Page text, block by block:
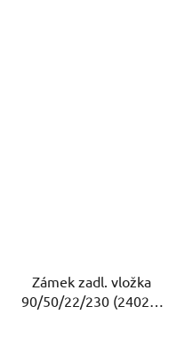
Zámek zadl. vložka
90/50/22/230 (24026)